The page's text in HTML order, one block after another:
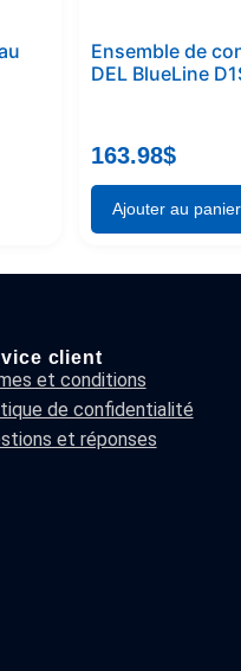
Ensemble de
DEL BlueLine
163.98$
Ajouter au panier
client
et conditions
de confidentialité
et réponses